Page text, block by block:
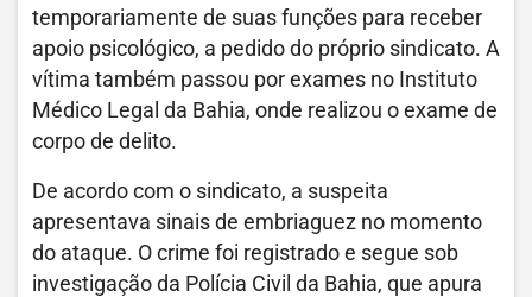
temporariamente de suas funções para receber
apoio psicológico, a pedido do próprio sindicato. A
vítima também passou por exames no Instituto
Médico Legal da Bahia, onde realizou o exame de
corpo de delito.
De acordo com o sindicato, a suspeita
apresentava sinais de embriaguez no momento
do ataque. O crime foi registrado e segue sob
investigação da Polícia Civil da Bahia, que apura